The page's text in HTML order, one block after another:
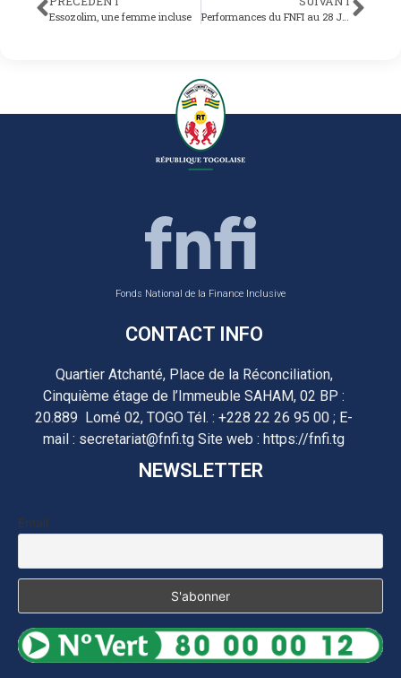
Essozolim, une femme incluse Performances du FNFI au 28 Janvier 2022
Fonds National de la Finance Inclusive
CONTACT INFO
Quartier Atchanté, Place de la Réconciliation,
Cinquième étage de l’Immeuble SAHAM, 02 BP :
20.889 Lomé 02, TOGO Tél. : +228 22 26 95 00 ; E-
mail : secretariat@fnfi.tg Site web : https://fnfi.tg
NEWSLETTER
Email